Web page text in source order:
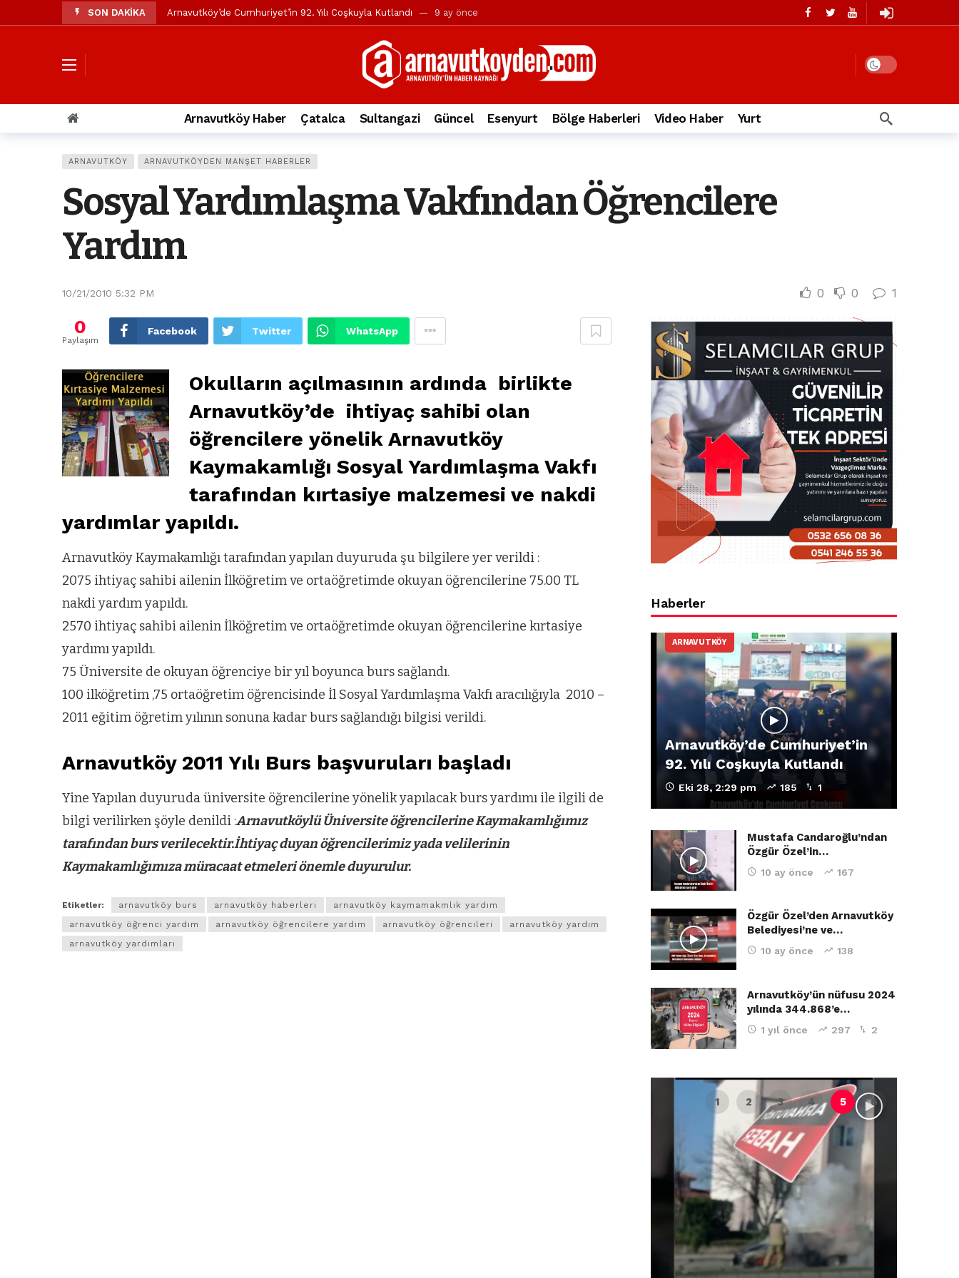
SON DAKİKA Arnavutköy’de Cumhuriyet’in 92. Yılı Coşkuyla Kutlandı 9 ay önce
Özgür Özel’den Arnavutköy Belediyesi’ne ve Mustafa Candaroğlu’na yönelik suçlamalar 10 ay önce
Arnavutköy’ün nüfusu 2024 yılında 344.868’e ulaştı 1 yıl önce
Arnavutköy Taşoluk’ta seyir halindeki otomobil alev alev yandı. 2 yıl önce
Arnavutköy İmrahor Mahallesi sakinleri protesto gösterisi düzenledi 2 yıl önce
Toprak kaydı: 3 hafriyat kamyonu birbirlerinin üzerine devrildi
İstanbul Havalimanı yolundaki kazada, taksideki yolcu öldü 3 yıl önce
Arnavutkoy Belediyesi’ne su baskını tepkisi 3 yıl önce
Arnavutköy Haber Çatalca Sultangazi Güncel Esenyurt Bölge Haberleri Video Haber Yurt
ARNAVUTKÖY ARNAVUTKÖYDEN MANŞET HABERLER
Sosyal Yardımlaşma Vakfından Öğrencilere
Yardım
10/21/2010 5:32 PM 0 0 1
0
Paylaşım
Facebook Twitter WhatsApp
Okulların açılmasının ardında birlikte
Arnavutköy’de ihtiyaç sahibi olan
öğrencilere yönelik Arnavutköy
Kaymakamlığı Sosyal Yardımlaşma Vakfı
tarafından kırtasiye malzemesi ve nakdi
yardımlar yapıldı.
Arnavutköy Kaymakamlığı tarafından yapılan duyuruda şu bilgilere yer verildi :
2075 ihtiyaç sahibi ailenin İlköğretim ve ortaöğretimde okuyan öğrencilerine 75.00 TL
nakdi yardım yapıldı.
2570 ihtiyaç sahibi ailenin İlköğretim ve ortaöğretimde okuyan öğrencilerine kırtasiye
yardımı yapıldı.
75 Üniversite de okuyan öğrenciye bir yıl boyunca burs sağlandı.
100 ilköğretim ,75 ortaöğretim öğrencisinde İl Sosyal Yardımlaşma Vakfı aracılığıyla 2010 –
2011 eğitim öğretim yılının sonuna kadar burs sağlandığı bilgisi verildi.
Arnavutköy 2011 Yılı Burs başvuruları başladı
Yine Yapılan duyuruda üniversite öğrencilerine yönelik yapılacak burs yardımı ile ilgili de
bilgi verilirken şöyle denildi :Arnavutköylü Üniversite öğrencilerine Kaymakamlığımız
tarafından burs verilecektir.İhtiyaç duyan öğrencilerimiz yada velilerinin
Kaymakamlığımıza müracaat etmeleri önemle duyurulur.
Etiketler: arnavutköy burs arnavutköy haberleri
arnavutköy kaymamakmlık yardım
arnavutköy öğrenci yardım
arnavutköy öğrencilere yardım arnavutköy öğrencileri
arnavutköy yardım
arnavutköy yardımları
Haberler
ARNAVUTKÖY
Arnavutköy’de Cumhuriyet’in
92. Yılı Coşkuyla Kutlandı
Eki 28, 2:29 pm 185 1
Mustafa Candaroğlu’ndan
Özgür Özel’in…
10 ay önce 167
Özgür Özel’den Arnavutköy
Belediyesi’ne ve…
10 ay önce 138
Arnavutköy’ün nüfusu 2024
yılında 344.868’e…
1 yıl önce 297 2